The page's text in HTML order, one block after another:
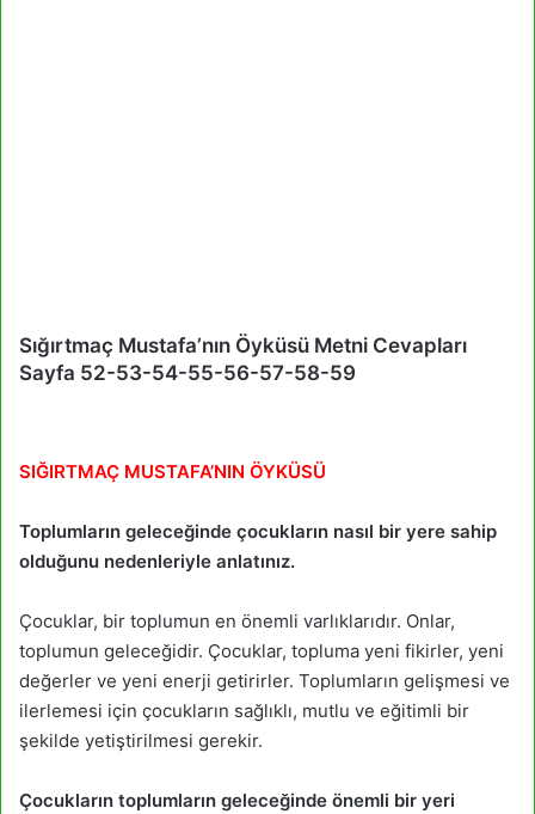
Sığırtmaç Mustafa’nın Öyküsü Metni Cevapları
Sayfa 52-53-54-55-56-57-58-59
SIĞIRTMAÇ MUSTAFA’NIN ÖYKÜSÜ
Toplumların geleceğinde çocukların nasıl bir yere sahip
olduğunu nedenleriyle anlatınız.
Çocuklar, bir toplumun en önemli varlıklarıdır. Onlar,
toplumun geleceğidir. Çocuklar, topluma yeni fikirler, yeni
değerler ve yeni enerji getirirler. Toplumların gelişmesi ve
ilerlemesi için çocukların sağlıklı, mutlu ve eğitimli bir
şekilde yetiştirilmesi gerekir.
Çocukların toplumların geleceğinde önemli bir yeri